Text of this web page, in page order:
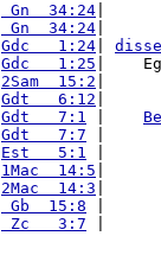
Gn  34:24 |
Gn  34:24 |
Gdc   1:24
Gdc   1:25 |
2Sam  15:2 |
Gdt   6:12
Gdt   7:1
Gdt   7:7 |
Est   5:1 |
1Mac  14:5 |
2Mac  14:3 |
Gb  15:8 |
Zc   3:7 |